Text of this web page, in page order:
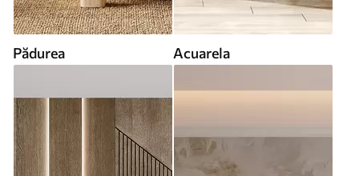
Pădurea Acuarela